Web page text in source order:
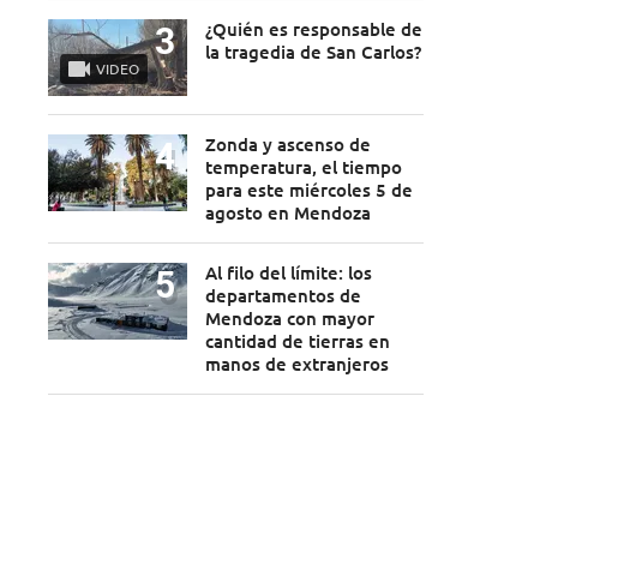
VIDEO
¿Quién es responsable de
la tragedia de San Carlos?
Zonda y ascenso de
temperatura, el tiempo
para este miércoles 5 de
agosto en Mendoza
Al filo del límite: los
departamentos de
Mendoza con mayor
cantidad de tierras en
manos de extranjeros